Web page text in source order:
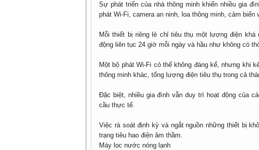
Sự phát triển của nhà thông minh khiến nhiều gia
phát Wi-Fi, camera an ninh, loa thông minh, cảm biến
Mỗi thiết bị riêng lẻ chỉ tiêu thụ một lượng điện
động liên tục 24 giờ mỗi ngày và hầu như không có
Một bộ phát Wi-Fi có thể không đáng kể, nhưng khi
thông minh khác, tổng lượng điện tiêu thụ trong cả
Đặc biệt, nhiều gia đình vẫn duy trì hoạt động của
cầu thực tế.
Việc rà soát định kỳ và ngắt nguồn những thiết bị
trạng tiêu hao điện âm thầm.
Máy lọc nước nóng lạnh